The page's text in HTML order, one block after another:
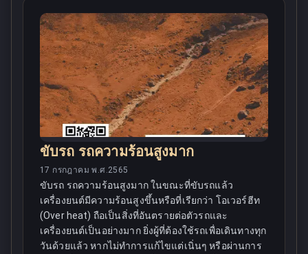
ขับรถ รถความร้อนสูงมาก
17 กรกฎาคม พ.ศ.2565
ขับรถ รถความร้อนสูงมาก ในขณะที่ขับรถแล้ว
เครื่องยนต์มีความร้อนสูงขึ้นหรือที่เรียกว่า โอเวอร์ฮีท
(Over heat) ถือเป็นสิ่งที่อันตรายต่อตัวรถและ
เครื่องยนต์เป็นอย่างมาก ยิ่งผู้ที่ต้องใช้รถเพื่อเดินทางทุก
วันด้วยแล้ว หากไม่ทำการแก้ไขแต่เนิ่นๆ หรือผ่านการ